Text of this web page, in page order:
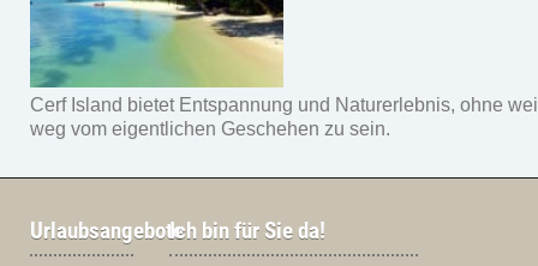
Cerf Island bietet Entspannung und Naturerlebnis, ohne
weg vom eigentlichen Geschehen zu sein.
UrlaubsangeboteIch bin für Sie da!